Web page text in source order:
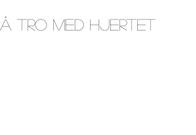
Å tro med hjertet